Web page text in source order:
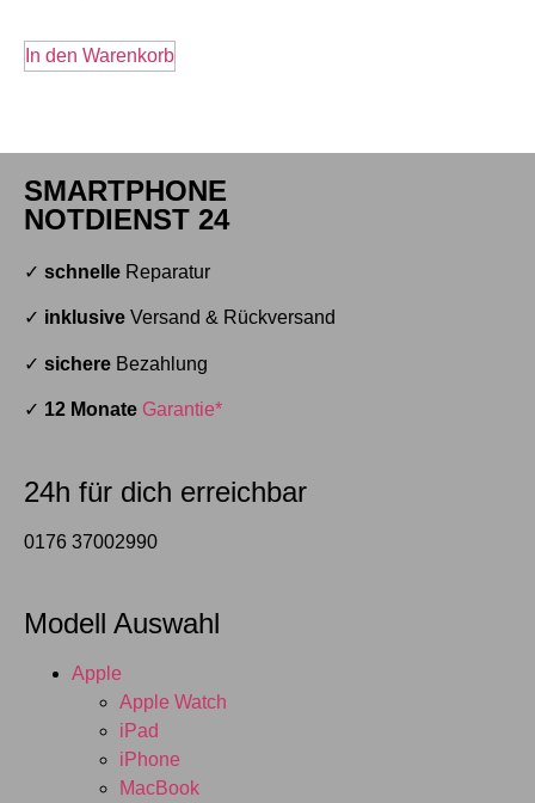
In den Warenkorb
SMARTPHONE
NOTDIENST 24
✓ schnelle Reparatur
✓ inklusive Versand & Rückversand
✓ sichere Bezahlung
✓ 12 Monate Garantie*
24h für dich erreichbar
0176 37002990
Modell Auswahl
Apple
Apple Watch
iPad
iPhone
MacBook